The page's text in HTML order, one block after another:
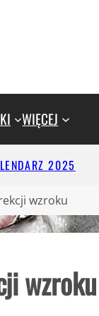
WIĘCEJ
2025
wzroku
wzroku